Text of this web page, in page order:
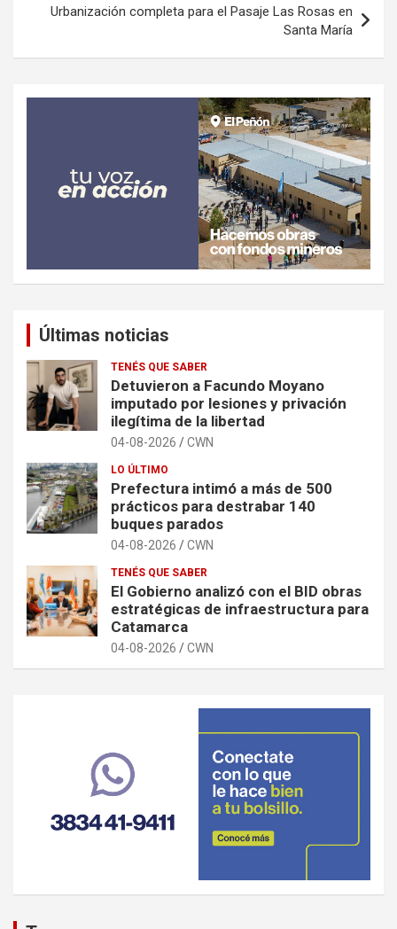
Urbanización completa para el Pasaje Las Rosas en
Santa María
Últimas noticias
TENÉS QUE SABER
Detuvieron a Facundo Moyano
imputado por lesiones y privación
ilegítima de la libertad
04-08-2026 CWN
LO ÚLTIMO
Prefectura intimó a más de 500
prácticos para destrabar 140
buques parados
04-08-2026 CWN
TENÉS QUE SABER
El Gobierno analizó con el BID obras
estratégicas de infraestructura para
Catamarca
04-08-2026 CWN